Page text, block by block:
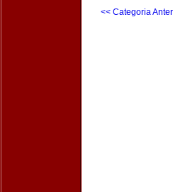
<< Categoria